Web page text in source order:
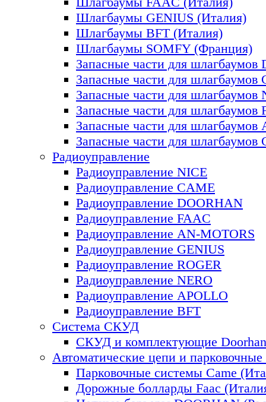
Шлагбаумы GENIUS (Италия)
Шлагбаумы BFT (Италия)
Шлагбаумы SOMFY (Франция)
Запасные части для шлагбаумов
Запасные части для шлагбаумов
Запасные части для шлагбаумов
Запасные части для шлагбаумов
Запасные части для шлагбаумов
Запасные части для шлагбаумов
Радиоуправление
Радиоуправление NICE
Радиоуправление CAME
Радиоуправление DOORHAN
Радиоуправление FAAC
Радиоуправление AN-MOTORS
Радиоуправление GENIUS
Радиоуправление ROGER
Радиоуправление NERO
Радиоуправление APOLLO
Радиоуправление BFT
Система СКУД
СКУД и комплектующие
Автоматические цепи и
Парковочные системы Came
Дорожные болларды Faac